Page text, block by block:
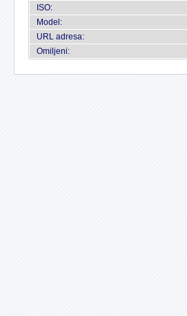
ISO:
Model:
URL adresa:
Omiljeni: